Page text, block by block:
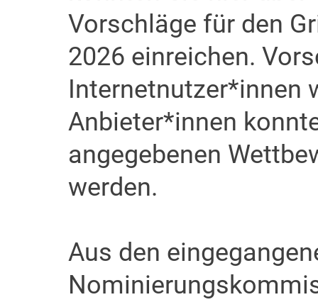
Vorschläge für den
2026 einreichen.
Internetnutzer*innen
Anbieter*innen
angegebenen
werden.
Aus den